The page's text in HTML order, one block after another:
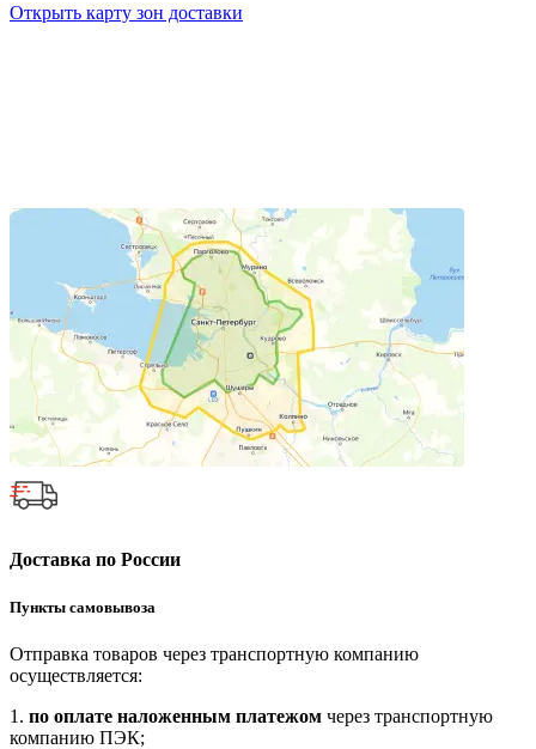
Открыть карту зон доставки
Доставка по России
Пункты самовывоза
Отправка товаров через транспортную компанию
осуществляется:
1. по оплате наложенным платежом через транспортную
компанию ПЭК;